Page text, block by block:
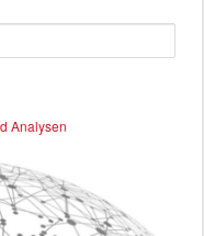
Analysen